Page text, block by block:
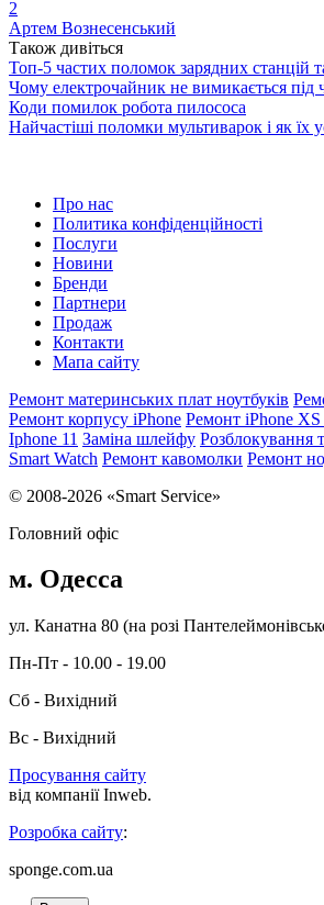
Артем Вознесенський
Також дивіться
Топ-5 частих поломок зарядних станцій
Чому електрочайник не вимикається під
Коди помилок робота пилососа
Найчастіші поломки мультиварок і як їх
Про нас
Политика конфіденційності
Послуги
Новини
Бренди
Партнери
Продаж
Контакти
Мапа сайту
Ремонт материнських плат ноутбуків
Ремонт корпусу iPhone Ремонт iPhone
Iphone 11 Заміна шлейфу Розблокування
Smart Watch Ремонт кавомолки Ремонт
© 2008-2026 «Smart Service»
Головний офіс
м. Одесса
ул. Канатна 80 (на розі
Пн-Пт - 10.00 - 19.00
Сб - Вихідний
Вс - Вихідний
Просування сайту
від компанії Inweb.
Розробка сайту:
sponge.com.ua